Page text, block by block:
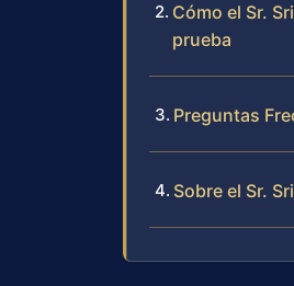
Cómo el Sr.
prueba
Preguntas
Sobre el Sr.